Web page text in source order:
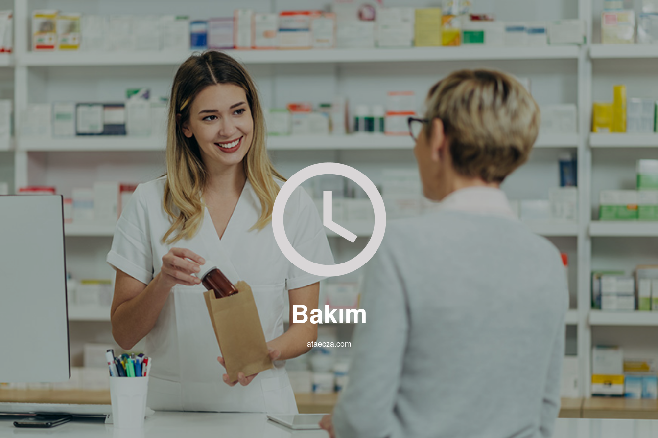
Bakım
ataecza.com